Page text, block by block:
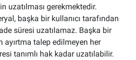
uzatılması gerekmektedir.
başka bir kullanıcı tarafından
süresi uzatılamaz. Başka bir
ayırtma talep edilmeyen her
tanımlı hak kadar uzatılabilir.